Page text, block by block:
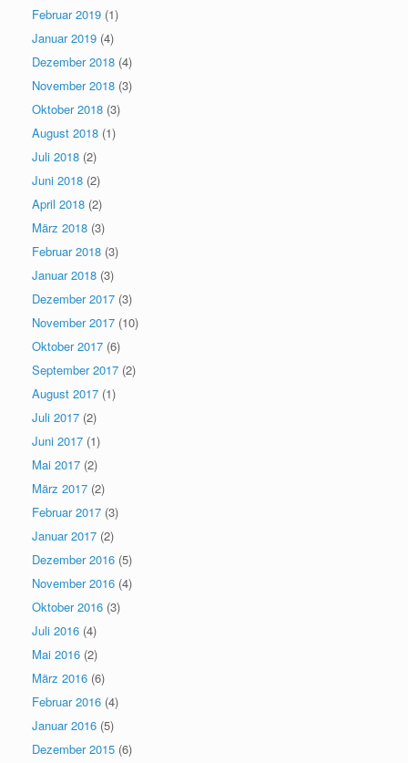
Februar 2019 (1)
Januar 2019 (4)
Dezember 2018 (4)
November 2018 (3)
Oktober 2018 (3)
August 2018 (1)
Juli 2018 (2)
Juni 2018 (2)
April 2018 (2)
März 2018 (3)
Februar 2018 (3)
Januar 2018 (3)
Dezember 2017 (3)
November 2017 (10)
Oktober 2017 (6)
September 2017 (2)
August 2017 (1)
Juli 2017 (2)
Juni 2017 (1)
Mai 2017 (2)
März 2017 (2)
Februar 2017 (3)
Januar 2017 (2)
Dezember 2016 (5)
November 2016 (4)
Oktober 2016 (3)
Juli 2016 (4)
Mai 2016 (2)
März 2016 (6)
Februar 2016 (4)
Januar 2016 (5)
Dezember 2015 (6)